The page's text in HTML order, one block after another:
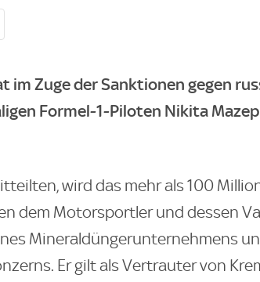
im Zuge der Sanktionen gegen
Formel-1-Piloten Nikita
wird das mehr als 100
dem Motorsportler und dessen
Mineraldüngerunternehmens
Er gilt als Vertrauter von